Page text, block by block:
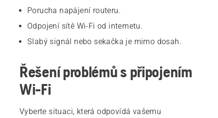
Porucha napájení routeru.
Odpojení sítě Wi-Fi od internetu.
Slabý signál nebo sekačka je mimo dosah.
Řešení problémů s připojením
Wi-Fi
Vyberte situaci, která odpovídá vašemu